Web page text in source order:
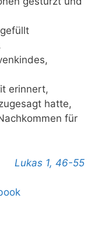
erinnert,
hatte,
für
Lukas 1, 46-55